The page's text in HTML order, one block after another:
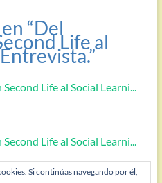
“Del
Life al
”
Life al Social Learni...
Life al Social Learni...
Life al Social Learni...
Si continúas navegando por él,